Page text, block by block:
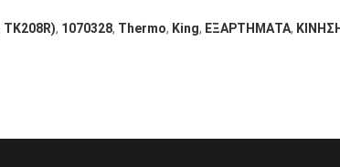
TK208R), 1070328, Thermo, King, ΕΞΑΡΤΗΜΑΤΑ,